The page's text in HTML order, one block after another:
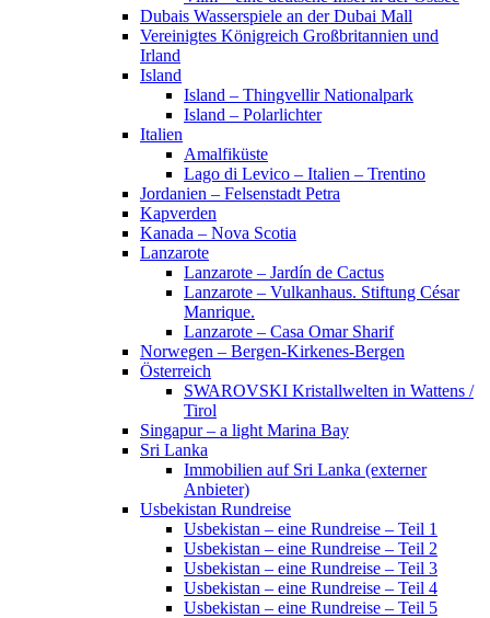
Dubais Wasserspiele an der Dubai Mall
Vereinigtes Königreich Großbritannien und
Irland
Island
Island – Thingvellir Nationalpark
Island – Polarlichter
Italien
Amalfiküste
Lago di Levico – Italien – Trentino
Jordanien – Felsenstadt Petra
Kapverden
Kanada – Nova Scotia
Lanzarote
Lanzarote – Jardín de Cactus
Lanzarote – Vulkanhaus. Stiftung César
Manrique.
Lanzarote – Casa Omar Sharif
Norwegen – Bergen-Kirkenes-Bergen
Österreich
SWAROVSKI Kristallwelten in Wattens /
Tirol
Singapur – a light Marina Bay
Sri Lanka
Immobilien auf Sri Lanka (externer
Anbieter)
Usbekistan Rundreise
Usbekistan – eine Rundreise – Teil 1
Usbekistan – eine Rundreise – Teil 2
Usbekistan – eine Rundreise – Teil 3
Usbekistan – eine Rundreise – Teil 4
Usbekistan – eine Rundreise – Teil 5